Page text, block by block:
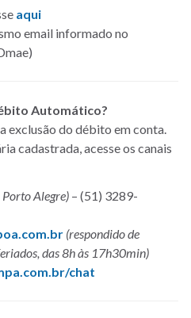
aqui
email informado no
Automático?
exclusão do débito em conta.
cadastrada, acesse os canais
Porto Alegre) – (51) 3289-
(respondido de
das 8h às 17h30min)
chat